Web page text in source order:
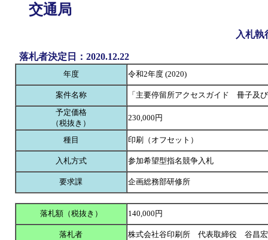
交通局
入札執
落札者決定日：2020.12.22
年度 令和2年度 (2020)
案件名称
「主要停留所アクセスガイド 冊子及
予定価格
（税抜き）
230,000円
種目 印刷（オフセット）
入札方式 参加希望型指名競争入札
要求課 企画総務部研修所
落札額（税抜き） 140,000円
落札者 株式会社谷印刷所 代表取締役 谷昌